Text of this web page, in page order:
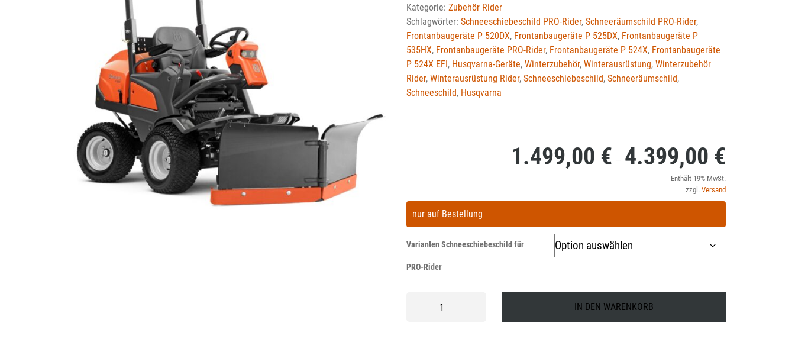
Kategorie: Zubehör Rider
Schlagwörter: Schneeschiebeschild PRO-Rider, Schneeräumschild PRO-Rider,
Frontanbaugeräte P 520DX, Frontanbaugeräte P 525DX, Frontanbaugeräte P
535HX, Frontanbaugeräte PRO-Rider, Frontanbaugeräte P 524X, Frontanbaugeräte
P 524X EFI, Husqvarna-Geräte, Winterzubehör, Winterausrüstung, Winterzubehör
Rider, Winterausrüstung Rider, Schneeschiebeschild, Schneeräumschild,
Schneeschild, Husqvarna
1.499,00 € – 4.399,00 €
bis
Enthält 19% MwSt.
zzgl. Versand
nur auf Bestellung
Varianten Schneeschiebeschild für
PRO-Rider
IN DEN WARENKORB